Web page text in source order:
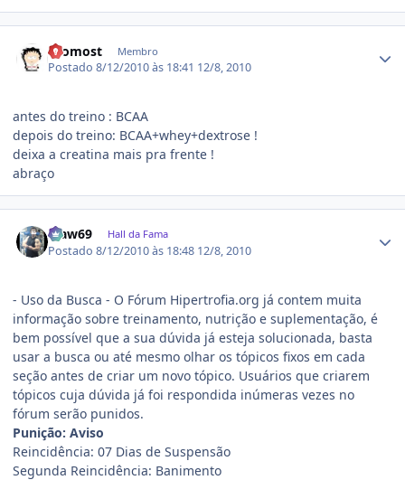
Cromost Membro
Postado8/12/2010 às 18:41 12/8, 2010
antes do treino : BCAA
depois do treino: BCAA+whey+dextrose !
deixa a creatina mais pra frente !
abraço
craw69 Hall da Fama
Postado8/12/2010 às 18:48 12/8, 2010
- Uso da Busca - O Fórum Hipertrofia.org já contem muita
informação sobre treinamento, nutrição e suplementação, é
bem possível que a sua dúvida já esteja solucionada, basta
usar a busca ou até mesmo olhar os tópicos fixos em cada
seção antes de criar um novo tópico. Usuários que criarem
tópicos cuja dúvida já foi respondida inúmeras vezes no
fórum serão punidos.
Punição: Aviso
Reincidência: 07 Dias de Suspensão
Segunda Reincidência: Banimento